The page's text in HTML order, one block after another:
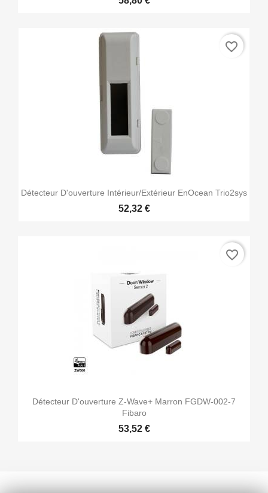
Détecteur D'ouverture Intérieur/extérieur EnOcean Trio2sys
52,32 €
favorite_border
Détecteur D'ouverture Z-Wave+ Marron FGDW-002-7
Fibaro
53,52 €
favorite_border